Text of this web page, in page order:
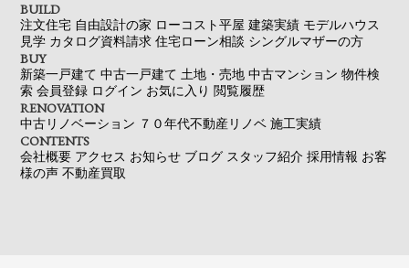
BUILD
注文住宅 自由設計の家 ローコスト平屋 建築実績 モデルハウス
見学 カタログ資料請求 住宅ローン相談 シングルマザーの方
BUY
新築一戸建て 中古一戸建て 土地・売地 中古マンション 物件検
索 会員登録 ログイン お気に入り 閲覧履歴
RENOVATION
中古リノベーション ７０年代不動産リノベ 施工実績
CONTENTS
会社概要 アクセス お知らせ ブログ スタッフ紹介 採用情報 お客
様の声 不動産買取